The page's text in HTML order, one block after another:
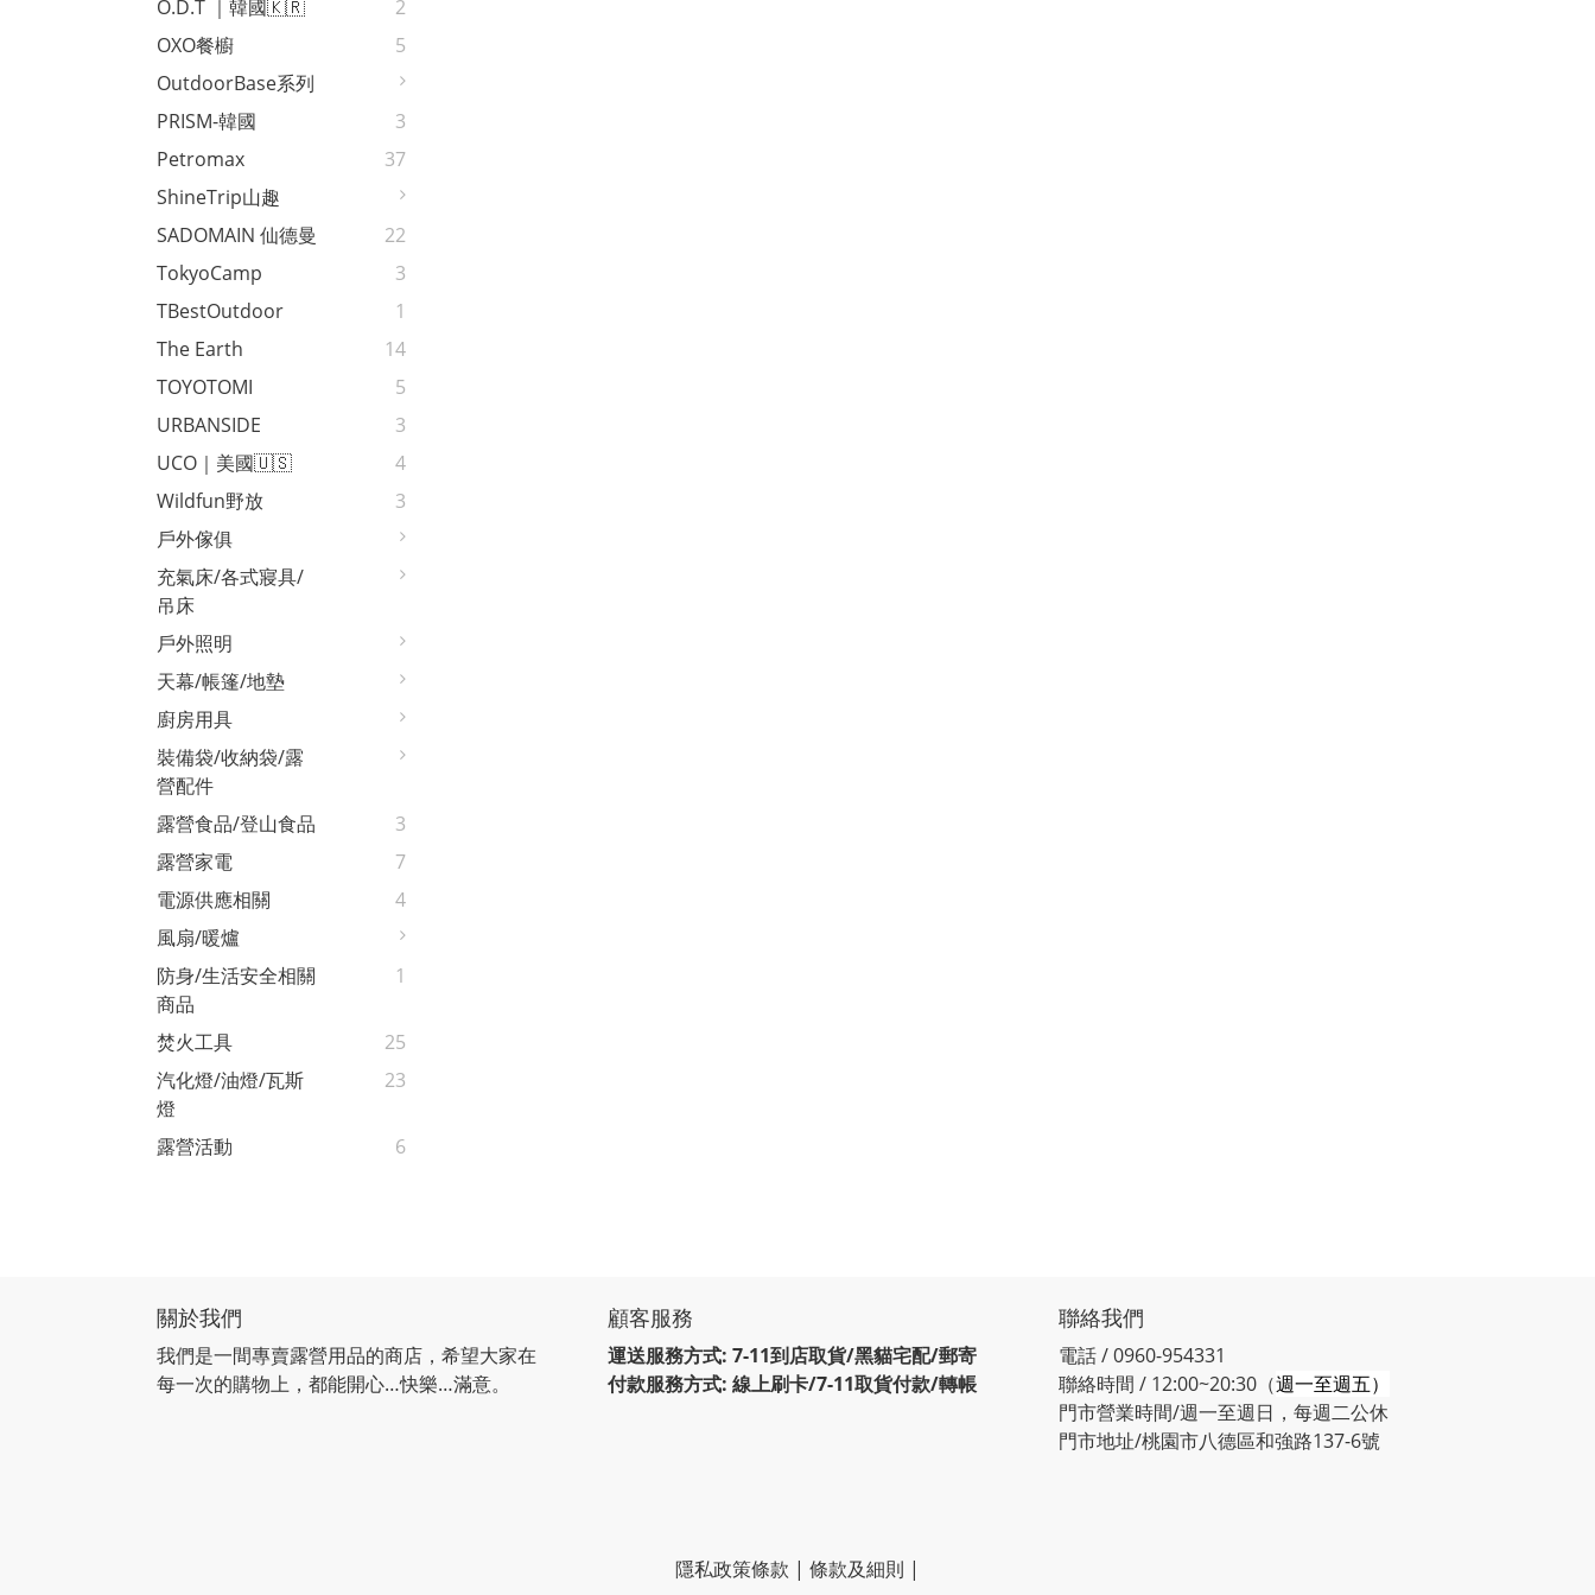
O.D.T ｜韓國🇰🇷
2
OXO餐櫥
5
OutdoorBase系列
PRISM-韓國
3
Petromax
37
ShineTrip山趣
SADOMAIN 仙德曼
22
TokyoCamp
3
TBestOutdoor
1
The Earth
14
TOYOTOMI
5
URBANSIDE
3
UCO｜美國🇺🇸
4
Wildfun野放
3
戶外傢俱
充氣床/各式寢具/
吊床
戶外照明
天幕/帳篷/地墊
廚房用具
裝備袋/收納袋/露
營配件
露營食品/登山食品
3
露營家電
7
電源供應相關
4
風扇/暖爐
防身/生活安全相關
商品
1
焚火工具
25
汽化燈/油燈/瓦斯
燈
23
露營活動 6
關於我們
我們是一間專賣露營用品的商店，希望大家在
每一次的購物上，都能開心…快樂…滿意。
顧客服務
運送服務方式: 7-11到店取貨/黑貓宅配/郵寄
付款服務方式: 線上刷卡/7-11取貨付款/轉帳
聯絡我們
電話 / 0960-954331
聯絡時間 / 12:00~20:30（週一至週五）
門市營業時間/週一至週日，每週二公休
門市地址/桃園市八德區和強路137-6號
隱私政策條款 | 條款及細則 |